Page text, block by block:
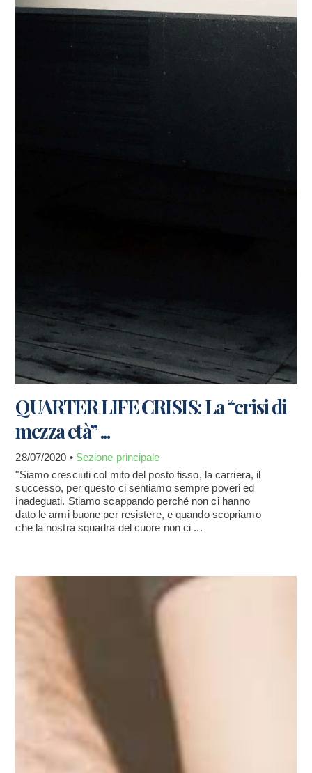
QUARTER LIFE CRISIS: La “crisi di
mezza età” ...
28/07/2020 • Sezione principale
"Siamo cresciuti col mito del posto fisso, la carriera, il
successo, per questo ci sentiamo sempre poveri ed
inadeguati. Stiamo scappando perché non ci hanno
dato le armi buone per resistere, e quando scopriamo
che la nostra squadra del cuore non ci ...